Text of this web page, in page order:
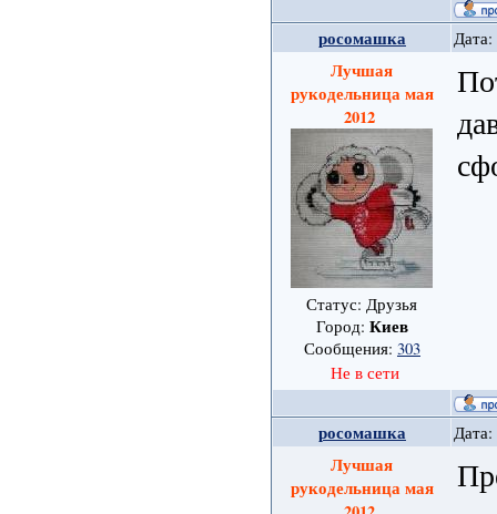
росомашка Дата:
Лучшая
рукодельница мая
2012
Статус: Друзья
Город: Киев
Сообщения: 303
Не в сети
росомашка Дата:
Лучшая
рукодельница мая